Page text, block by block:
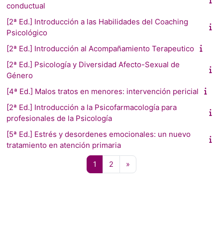
conductual
[2ª Ed.] Introducción a las Habilidades del Coaching
Psicológico
[2ª Ed.] Introducción al Acompañamiento Terapeutico
[2ª Ed.] Psicología y Diversidad Afecto-Sexual de
Género
[4ª Ed.] Malos tratos en menores: intervención pericial
[2ª Ed.] Introducción a la Psicofarmacología para
profesionales de la Psicología
[5ª Ed.] Estrés y desordenes emocionales: un nuevo
tratamiento en atención primaria
1 Página 1
2 Página 2
»